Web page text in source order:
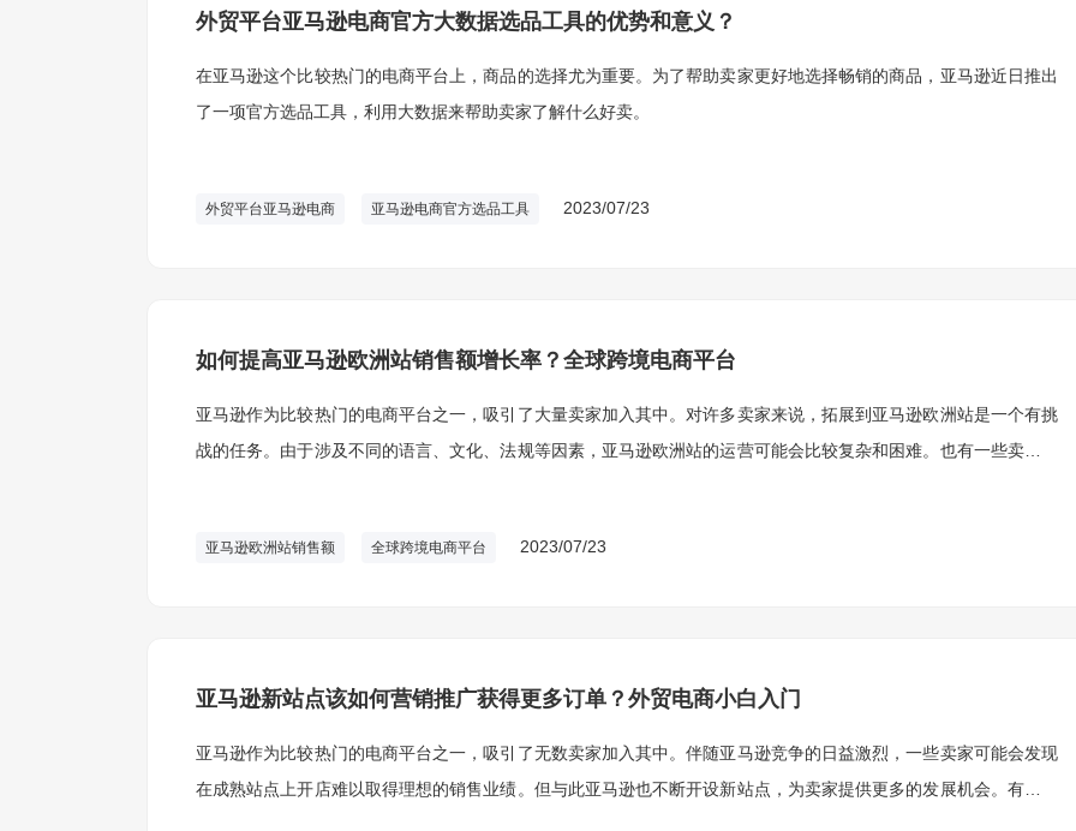
外贸平台亚马逊电商官方大数据选品工具的优势和意义？
在亚马逊这个比较热门的电商平台上，商品的选择尤为重要。为了帮助卖家更好地选择畅销的商品，亚马逊近日推出
了一项官方选品工具，利用大数据来帮助卖家了解什么好卖。
外贸平台亚马逊电商 亚马逊电商官方选品工具 2023/07/23
如何提高亚马逊欧洲站销售额增长率？全球跨境电商平台
亚马逊作为比较热门的电商平台之一，吸引了大量卖家加入其中。对许多卖家来说，拓展到亚马逊欧洲站是一个有挑
战的任务。由于涉及不同的语言、文化、法规等因素，亚马逊欧洲站的运营可能会比较复杂和困难。也有一些卖家在
亚马逊欧洲站销售额 全球跨境电商平台 2023/07/23
亚马逊新站点该如何营销推广获得更多订单？外贸电商小白入门
亚马逊作为比较热门的电商平台之一，吸引了无数卖家加入其中。伴随亚马逊竞争的日益激烈，一些卖家可能会发现
在成熟站点上开店难以取得理想的销售业绩。但与此亚马逊也不断开设新站点，为卖家提供更多的发展机会。有趣的